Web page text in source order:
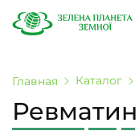
Главная Каталог
Ревматин